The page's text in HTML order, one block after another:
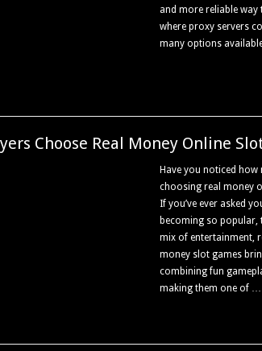
and more reliable
where proxy servers
many options
Choose Real Money Online
Have you noticed
choosing real money
If you’ve ever asked
becoming so popular,
mix of entertainment,
money slot games
combining fun
making them one of …